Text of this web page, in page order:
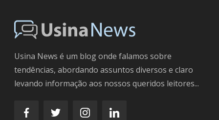
Usina News é um blog onde falamos sobre
tendências, abordando assuntos diversos e claro
levando informação aos nossos queridos leitores...